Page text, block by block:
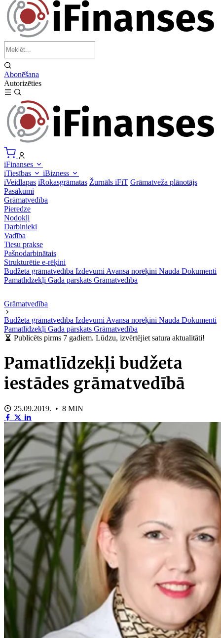
Abonēšana
Autorizēties
iFinanses
iTiesības
iBizness
iVeidlapas iRokasgrāmatas Žurnāls iFiT Grāmatveža plānotājs
Pasākumi
Grāmatvedība
Pieredze
Nodokļi
Darbinieki
Vadība
Tiesu prakse
Pašnodarbinātais
Strukturētie e-rēķini
Budžeta grāmatvedība Izdevumi Avansa norēķini Nauda Dokumenti
Pamatlīdzekļi Gada pārskats Grāmatvedība
Grāmatvedība
Budžeta grāmatvedība Izdevumi Avansa norēķini Nauda Dokumenti
Pamatlīdzekļi Gada pārskats Grāmatvedība
Publicēts pirms 7 gadiem. Lūdzu, izvērtējiet satura aktualitāti!
Pamatlīdzekļi budžeta
iestādes grāmatvedībā
25.09.2019. • 8 MIN